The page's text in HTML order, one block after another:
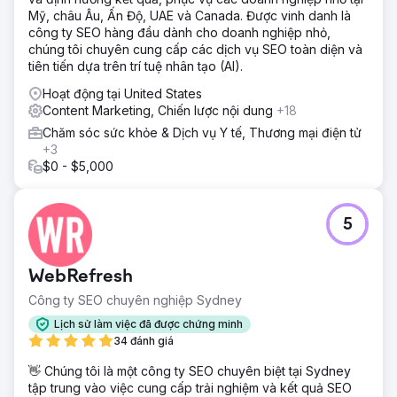
hợp tác, khả năng hiển thị tự nhiên và uy tín trong ngành
của NN Hayat đã được củng cố bền vững.
Chuyển đến trang agency
Mỹ, châu Âu, Ấn Độ, UAE và Canada. Được vinh danh là
công ty SEO hàng đầu dành cho doanh nghiệp nhỏ,
chúng tôi chuyên cung cấp các dịch vụ SEO toàn diện và
tiên tiến dựa trên trí tuệ nhân tạo (AI).
Hoạt động tại United States
Content Marketing, Chiến lược nội dung +18
Chăm sóc sức khỏe & Dịch vụ Y tế, Thương mại điện tử
+3
$0 - $5,000
WebRefresh
Công ty SEO chuyên nghiệp Sydney
Lịch sử làm việc đã được chứng minh
34 đánh giá
5
👋 Chúng tôi là một công ty SEO chuyên biệt tại Sydney
tập trung vào việc cung cấp trải nghiệm và kết quả SEO